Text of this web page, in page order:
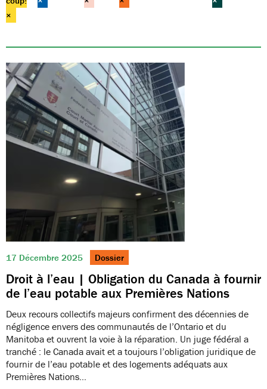
17 Décembre 2025 Dossier
Droit à l’eau | Obligation du Canada à fournir
de l’eau potable aux Premières Nations
Deux recours collectifs majeurs confirment des décennies de
négligence envers des communautés de l’Ontario et du
Manitoba et ouvrent la voie à la réparation. Un juge fédéral a
tranché : le Canada avait et a toujours l’obligation juridique de
fournir de l’eau potable et des logements adéquats aux
Premières Nations…
×